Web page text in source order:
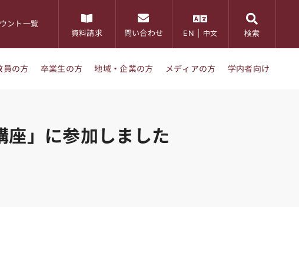
ント一覧
資料請求
問い合わせ EN 中文 検索
員の方 卒業生の方 地域・企業の方 メディアの方 学内者向け
座」に参加しました